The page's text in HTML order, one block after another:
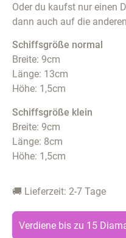
Oder du kaufst nur einen
dann auch auf die
Schiffsgröße normal
Breite: 9cm
Länge: 13cm
Höhe: 1,5cm
Schiffsgröße klein
Breite: 9cm
Länge: 8cm
Höhe: 1,5cm
🚚 Lieferzeit: 2-7 Tage
Verdiene bis zu 15